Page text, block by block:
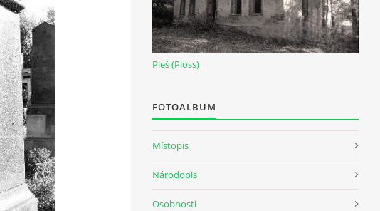
Pleš (Ploss)
FOTOALBUM
Místopis
Národopis
Osobnosti